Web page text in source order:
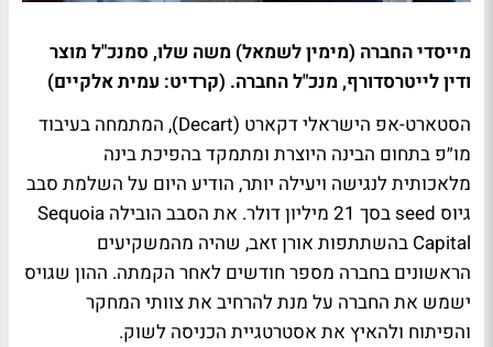
מייסדי החברה (מימין לשמאל) משה שלו, סמנכ"ל מוצר
ודין לייטרסדורף, מנכ"ל החברה. (קרדיט: עמית אלקיים)
הסטארט-אפ הישראלי דקארט (Decart), המתמחה בעיבוד
מו״פ בתחום הבינה היוצרת ומתמקד בהפיכת בינה
מלאכותית לנגישה ויעילה יותר, הודיע היום על השלמת סבב
גיוס seed בסך 21 מיליון דולר. את הסבב הובילה Sequoia
Capital בהשתתפות אורן זאב, שהיה מהמשקיעים
הראשונים בחברה מספר חודשים לאחר הקמתה. ההון שגויס
ישמש את החברה על מנת להרחיב את צוותי המחקר
והפיתוח ולהאיץ את אסטרטגיית הכניסה לשוק.